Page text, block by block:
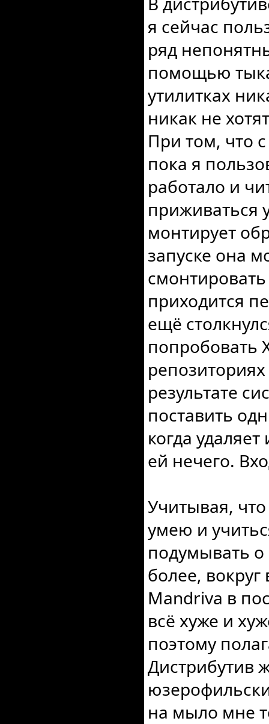
я сейчас
ряд
помощью
утилитках
никак не
При том, что
пока я
работало и
приживаться
монтирует
запуске она
приходится
ещё
попробовать
репозиториях
результате
поставить
когда
ей нечего.
Учитывая,
умею и
подумывать о
более, вокруг
Mandriva в
всё хуже и
поэтому
Дистрибутив
на мыло мне